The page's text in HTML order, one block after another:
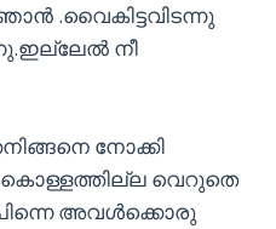
.വൈകിട്ടവിടന്നു
നീ
നോക്കി
കൊള്ളത്തില്ല വെറുതെ
അവള്‍ക്കൊരു